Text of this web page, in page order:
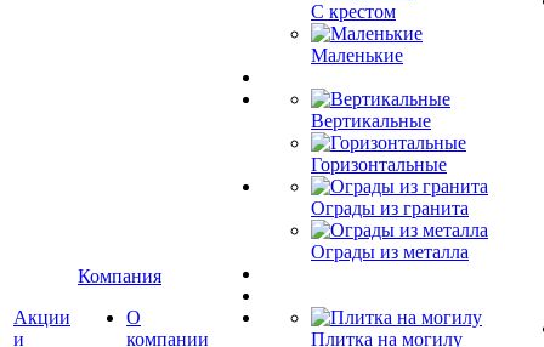
Акции
и
Компания
О
компании
С крестом
Маленькие
Вертикальные
Горизонтальные
Ограды из гранита
Ограды из металла
Плитка на могилу